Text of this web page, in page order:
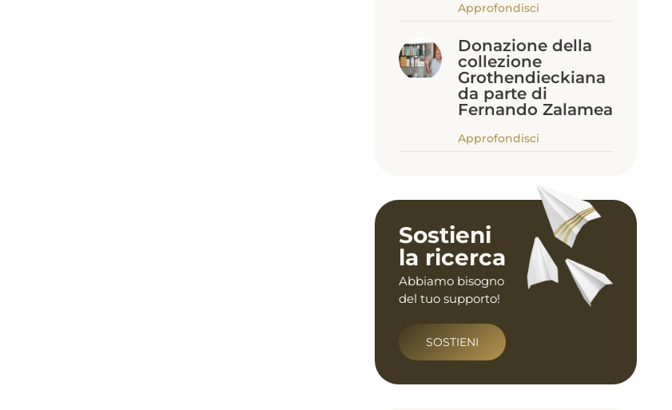
Approfondisci
Donazione della
collezione
Grothendieckiana
da parte di
Fernando Zalamea
Approfondisci
Sostieni
la ricerca
Abbiamo bisogno
del tuo supporto!
SOSTIENI